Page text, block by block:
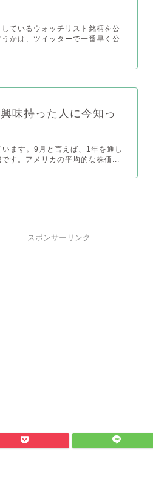
ているウォッチリスト銘柄を公
かは、ツイッターで一番早く公
味持った人に今知っ
ます。9月と言えば、1年を通し
す。アメリカの平均的な株価...
スポンサーリンク